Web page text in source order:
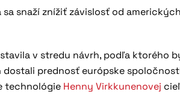
sa snaží znížiť závislosť od
v stredu návrh, podľa ktorého
prednosť európske
technológie Henny Virkkunenovej